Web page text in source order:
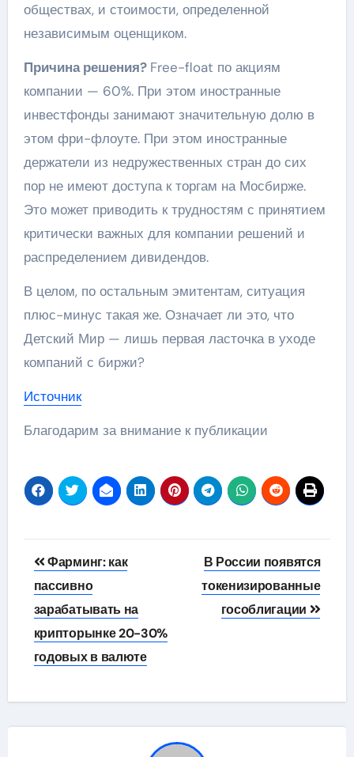
обществах, и стоимости, определенной
независимым оценщиком.
Причина решения? Free-float по акциям
компании — 60%. При этом иностранные
инвестфонды занимают значительную долю в
этом фри-флоуте. При этом иностранные
держатели из недружественных стран до сих
пор не имеют доступа к торгам на Мосбирже.
Это может приводить к трудностям с принятием
критически важных для компании решений и
распределением дивидендов.
В целом, по остальным эмитентам, ситуация
плюс-минус такая же. Означает ли это, что
Детский Мир — лишь первая ласточка в уходе
компаний с биржи?
Источник
Благодарим за внимание к публикации
Навигация
по
записям
Фарминг: как
пассивно
зарабатывать на
крипторынке 20-30%
годовых в валюте
В России появятся
токенизированные
гособлигации